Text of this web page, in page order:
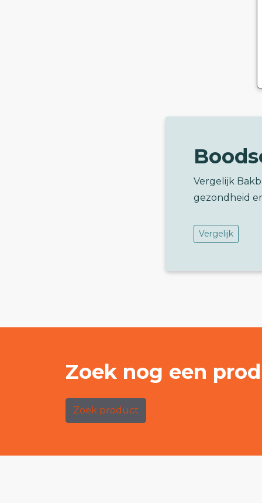
Vergelijk
gezondheid
Vergelijk
Zoek nog een
Zoek product